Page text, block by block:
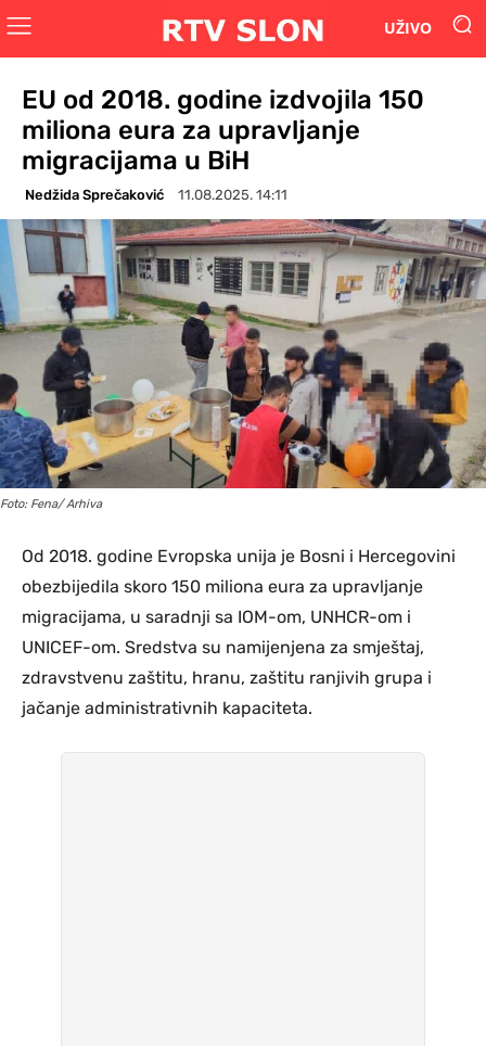
UŽIVO
EU od 2018. godine izdvojila 150
miliona eura za upravljanje
migracijama u BiH
Nedžida Sprečaković 11.08.2025. 14:11
Foto: Fena/ Arhiva
Od 2018. godine Evropska unija je Bosni i Hercegovini
obezbijedila skoro 150 miliona eura za upravljanje
migracijama, u saradnji sa IOM-om, UNHCR-om i
UNICEF-om. Sredstva su namijenjena za smještaj,
zdravstvenu zaštitu, hranu, zaštitu ranjivih grupa i
jačanje administrativnih kapaciteta.